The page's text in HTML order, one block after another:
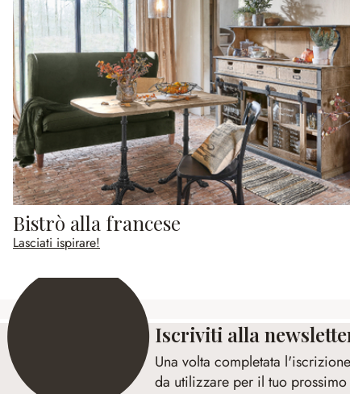
Bistrò alla francese
Lasciati ispirare!
Iscriviti alla
Una volta completata
da utilizzare per il tuo